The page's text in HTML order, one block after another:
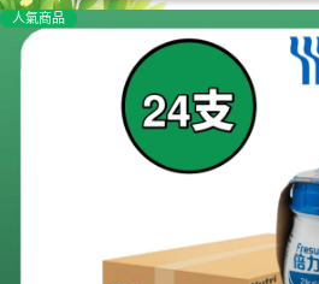
人氣商品